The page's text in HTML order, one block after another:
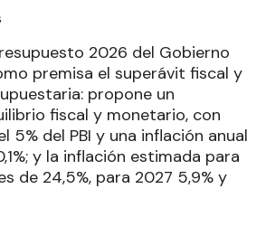
2026 del Gobierno
premisa el superávit fiscal y
propone un
fiscal y monetario, con
5% del PBI y una inflación anual
y la inflación estimada para
de 24,5%, para 2027 5,9% y